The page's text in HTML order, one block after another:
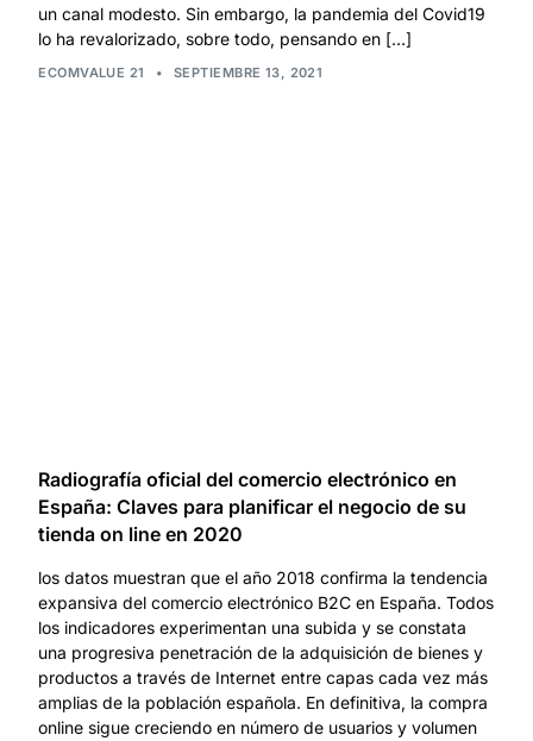
un canal modesto. Sin embargo, la pandemia del Covid19
lo ha revalorizado, sobre todo, pensando en […]
ECOMVALUE 21 • SEPTIEMBRE 13, 2021
Radiografía oficial del comercio electrónico en
España: Claves para planificar el negocio de su
tienda on line en 2020
los datos muestran que el año 2018 confirma la tendencia
expansiva del comercio electrónico B2C en España. Todos
los indicadores experimentan una subida y se constata
una progresiva penetración de la adquisición de bienes y
productos a través de Internet entre capas cada vez más
amplias de la población española. En definitiva, la compra
online sigue creciendo en número de usuarios y volumen